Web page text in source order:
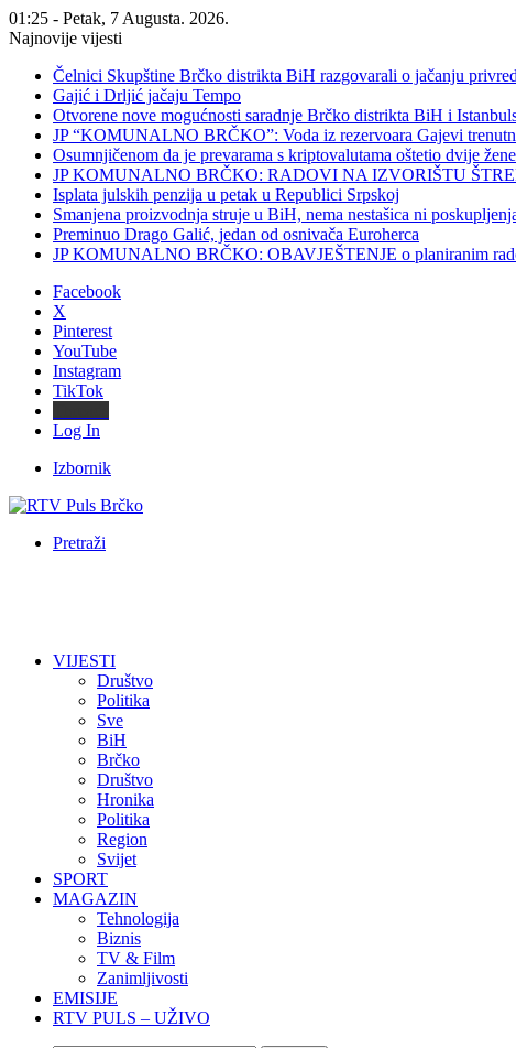
01:25 - Petak, 7 Augusta. 2026.
Najnovije vijesti
Čelnici Skupštine Brčko distrikta BiH razgovarali o jačanju
Gajić i Drljić jačaju Tempo
Otvorene nove mogućnosti saradnje Brčko distrikta BiH i
JP “KOMUNALNO BRČKO”: Voda iz rezervoara Gajevi
Osumnjičenom da je prevarama s kriptovalutama oštetio dvije
JP KOMUNALNO BRČKO: RADOVI NA IZVORIŠTU
Isplata julskih penzija u petak u Republici Srpskoj
Smanjena proizvodnja struje u BiH, nema nestašica ni
Preminuo Drago Galić, jedan od osnivača Euroherca
JP KOMUNALNO BRČKO: OBAVJEŠTENJE o planiranim
Facebook
X
Pinterest
YouTube
Instagram
TikTok
Log In
Izbornik
Pretraži
VIJESTI
Društvo
Politika
Sve
BiH
Brčko
Društvo
Hronika
Politika
Region
Svijet
SPORT
MAGAZIN
Tehnologija
Biznis
TV & Film
Zanimljivosti
EMISIJE
RTV PULS – UŽIVO